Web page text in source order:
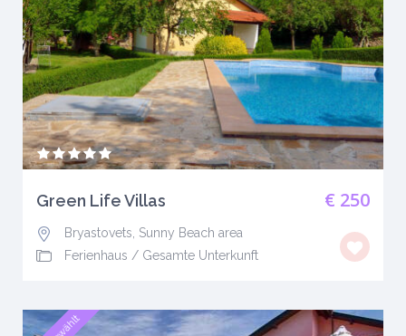
€ 250
Green Life Villas
Bryastovets, Sunny Beach area
Ferienhaus / Gesamte Unterkunft